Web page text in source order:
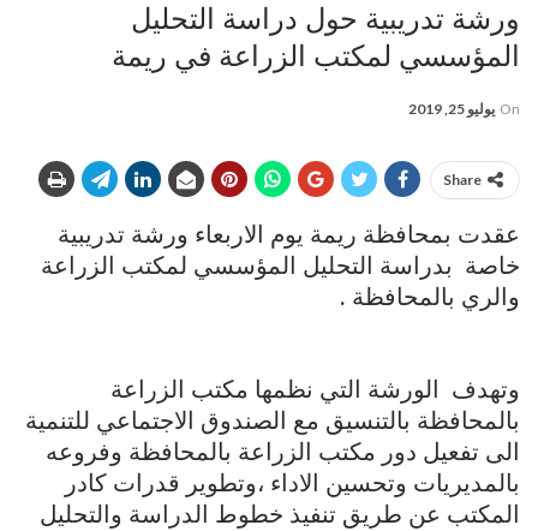
ورشة تدريبية حول دراسة التحليل
المؤسسي لمكتب الزراعة في ريمة
On يوليو 25, 2019
Share
عقدت بمحافظة ريمة يوم الاربعاء ورشة تدريبية
خاصة بدراسة التحليل المؤسسي لمكتب الزراعة
والري بالمحافظة .
وتهدف الورشة التي نظمها مكتب الزراعة
بالمحافظة بالتنسيق مع الصندوق الاجتماعي للتنمية
الى تفعيل دور مكتب الزراعة بالمحافظة وفروعه
بالمديريات وتحسين الاداء ،وتطوير قدرات كادر
المكتب عن طريق تنفيذ خطوط الدراسة والتحليل